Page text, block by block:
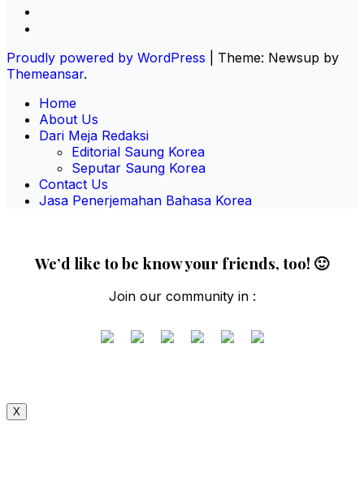
Proudly powered by WordPress
Theme: Newsup by
Themeansar.
Home
About Us
Dari Meja Redaksi
Editorial Saung Korea
Seputar Saung Korea
Contact Us
Jasa Penerjemahan Bahasa Korea
We’d like to be know your friends, too! 🙂
Join our community in :
X